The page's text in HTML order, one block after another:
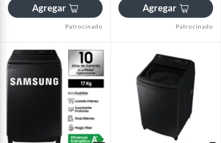
Agregar
Patrocinado
Agregar
Patrocinado